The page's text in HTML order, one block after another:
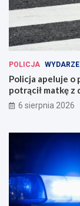
POLICJA
Policja apeluje
potrącił matkę z
6 sierpnia 2026